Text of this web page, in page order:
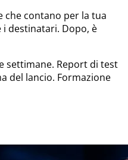
che contano per la tua
destinatari. Dopo, è
settimane. Report di test
del lancio. Formazione